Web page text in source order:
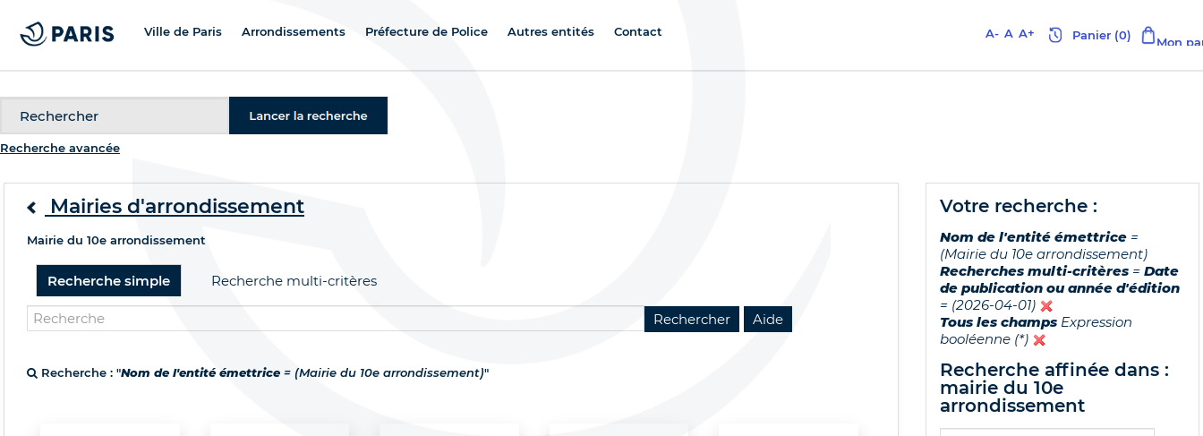
Ville de Paris Arrondissements Préfecture de Police Autres entités Contact A- A A+
Recherche avancée
Mairies d'arrondissement
Mairie du 10e arrondissement
Recherche simple Recherche multi-critères
Recherche : "Nom de l'entité émettrice = (Mairie du 10e arrondissement)"
votre recherche :
Nom de l'entité émettrice =
(Mairie du 10e arrondissement)
Recherches multi-critères = Date
de publication ou année d'édition
= (2026-04-01)
Tous les champs Expression
booléenne (*)
recherche affinée dans :
mairie du 10e
arrondissement